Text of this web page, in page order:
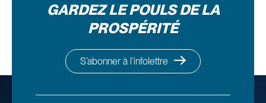
GARDEZ LE POULS DE LA
PROSPÉRITÉ
S’abonner à l’infolettre